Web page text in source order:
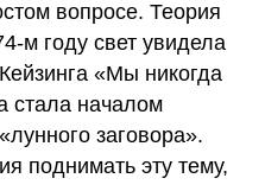
вопросе. Теория
м году свет увидела
«Мы никогда
стала началом
заговора».
поднимать эту тему,